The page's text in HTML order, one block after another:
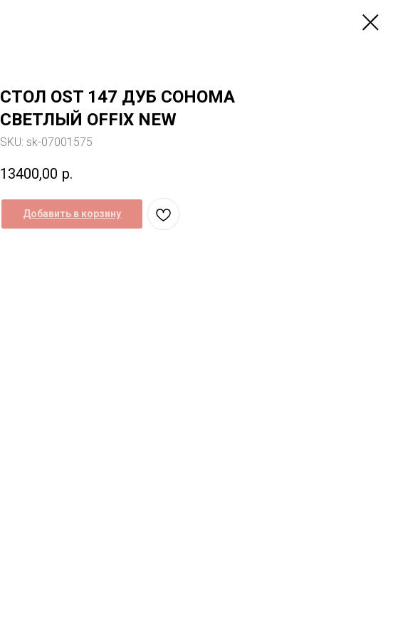
СТОЛ OST 147 ДУБ СОНОМА
СВЕТЛЫЙ OFFIX NEW
SKU: sk-07001575
13400,00 р.
Добавить в корзину